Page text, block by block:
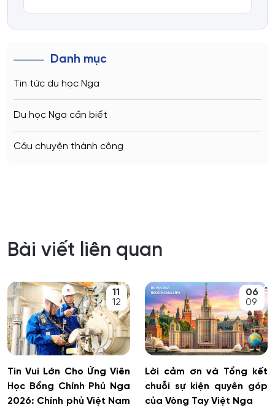
Danh mục
Tin tức du học Nga
Du học Nga cần biết
Câu chuyện thành công
Bài viết liên quan
11
12
Tin Vui Lớn Cho Ứng Viên
Học Bổng Chính Phủ Nga
2026: Chính phủ Việt Nam
06
09
Lời cảm ơn và Tổng kết
chuỗi sự kiện quyên góp
của Vòng Tay Việt Nga